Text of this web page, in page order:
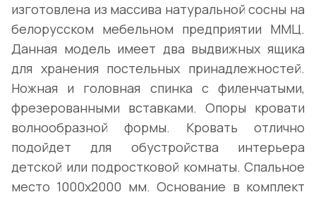
изготовлена из массива натуральной сосны на
белорусском мебельном предприятии ММЦ.
Данная модель имеет два выдвижных ящика
для хранения постельных принадлежностей.
Ножная и головная спинка с филенчатыми,
фрезерованными вставками. Опоры кровати
волнообразной формы. Кровать отлично
подойдет для обустройства интерьера
детской или подростковой комнаты. Спальное
место 1000х2000 мм. Основание в комплект